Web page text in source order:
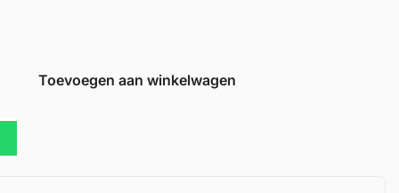
Toevoegen aan winkelwagen